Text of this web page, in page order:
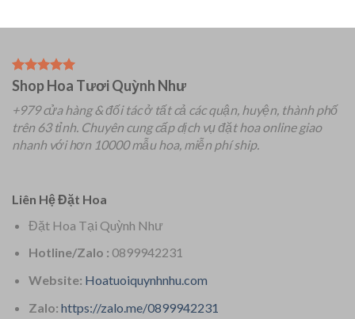
Shop Hoa Tươi Quỳnh Như
+979 cửa hàng & đối tác ở tất cả các quận, huyện, thành phố
trên 63 tỉnh. Chuyên cung cấp dịch vụ đặt hoa online giao
nhanh với hơn 10000 mẫu hoa, miễn phí ship.
Liên Hệ Đặt Hoa
Đặt Hoa Tại Quỳnh Như
Hotline/Zalo : 0899942231
Website: Hoatuoiquynhnhu.com
Zalo: https://zalo.me/0899942231